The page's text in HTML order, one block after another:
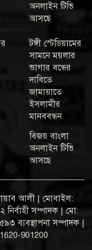
অনলাইন টিভি
আসছে
টঙ্গী স্টেডিয়ামের
সামনে ময়লার
ভাগার বন্ধের
দাবিতে
জামায়াতে
ইসলামীর
মানববন্ধন
বিজয় বাংলা
অনলাইন টিভি
আসছে
আলী | মোবাইল:
সম্পাদক | মো:
ব্যবস্থাপনা সম্পাদক |
901200